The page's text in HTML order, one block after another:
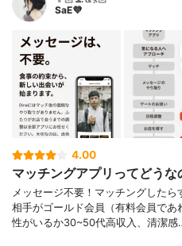
SaE💜
4.00
マッチングアプリってどう
メッセージ不要！マッチングした
相手がゴールド会員（有料会員で
性がいるか30~50代高収入、清潔感